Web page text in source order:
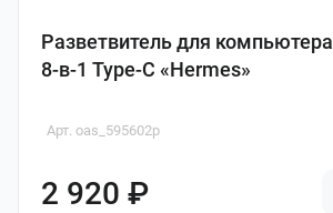
Разветвитель для компьютера
8-в-1 Type-C «Hermes»
Арт. oas_595602p
2 920 ₽